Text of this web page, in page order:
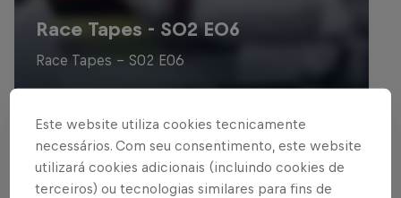
Este website utiliza cookies tecnicamente
necessários. Com seu consentimento, este website
utilizará cookies adicionais (incluindo cookies de
terceiros) ou tecnologias similares para fins de